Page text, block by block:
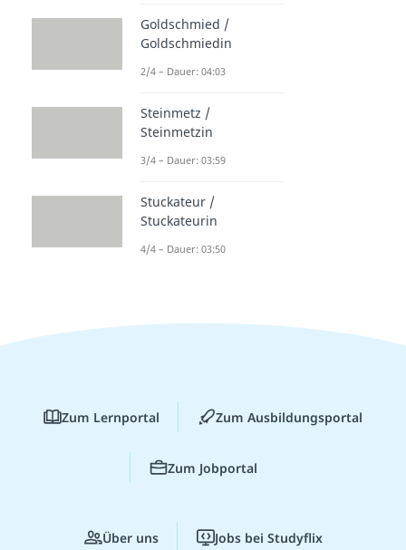
Goldschmied /
Goldschmiedin
2/4 – Dauer: 04:03
Steinmetz /
Steinmetzin
3/4 – Dauer: 03:59
Stuckateur /
Stuckateurin
4/4 – Dauer: 03:50
Zum Lernportal Zum Ausbildungsportal
Zum Jobportal
Über uns Jobs bei Studyflix